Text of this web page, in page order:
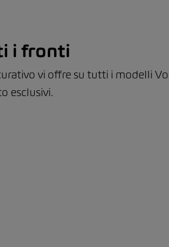
i fronti
vi offre su tutti i modelli
esclusivi.